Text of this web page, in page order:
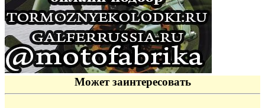
Может заинтересовать